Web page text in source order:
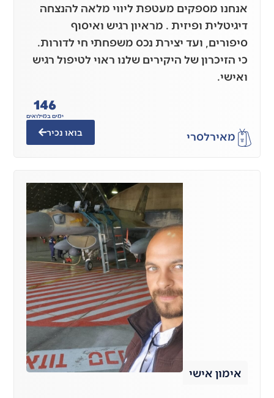
אנחנו מספקים מעטפת ליווי מלאה להנצחה
דיגיטלית ופיזית . מראיון רגיש ואיסוף
סיפורים, ועד יצירת נכס משפחתי חי לדורות.
כי הזיכרון של היקירים שלנו ראוי לטיפול רגיש
ואישי.
מאירלסרי
ימים במילואים
146
בואו נכיר
אימון אישי